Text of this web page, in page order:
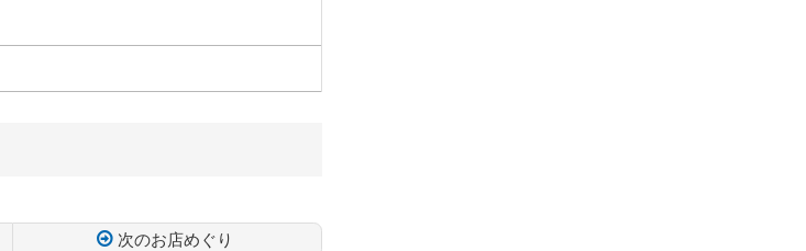
次のお店めぐり